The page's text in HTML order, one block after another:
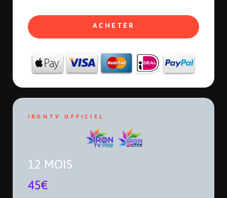
ACHETER
IRONTV OFFICIEL
12 MOIS
45€